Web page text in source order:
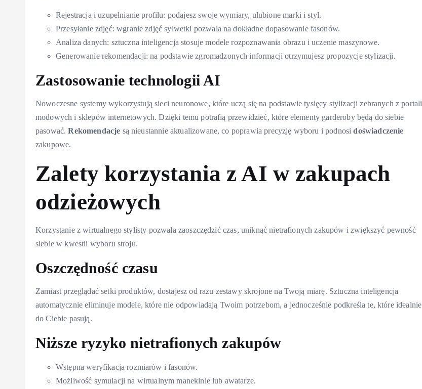
Rejestracja i uzupełnianie profilu: podajesz swoje wymiary, ulubione marki i styl.
Przesyłanie zdjęć: wgranie zdjęć sylwetki pozwala na dokładne dopasowanie fasonów.
Analiza danych: sztuczna inteligencja stosuje modele rozpoznawania obrazu i uczenie maszynowe.
Generowanie rekomendacji: na podstawie zgromadzonych informacji otrzymujesz propozycje stylizacji.
Zastosowanie technologii AI
Nowoczesne systemy wykorzystują sieci neuronowe, które uczą się na podstawie tysięcy stylizacji zebranych z portali
modowych i sklepów internetowych. Dzięki temu potrafią przewidzieć, które elementy garderoby będą do siebie
pasować.Rekomendacje są nieustannie aktualizowane, co poprawia precyzję wyboru i podnosidoświadczenie
zakupowe.
Zalety korzystania z AI w zakupach
odzieżowych
Korzystanie z wirtualnego stylisty pozwala zaoszczędzić czas, uniknąć nietrafionych zakupów i zwiększyć pewność
siebie w kwestii wyboru stroju.
Oszczędność czasu
Zamiast przeglądać setki produktów, dostajesz od razu zestawy skrojone na Twoją miarę. Sztuczna inteligencja
automatycznie eliminuje modele, które nie odpowiadają Twoim potrzebom, a jednocześnie podkreśla te, które idealnie
do Ciebie pasują.
Niższe ryzyko nietrafionych zakupów
Wstępna weryfikacja rozmiarów i fasonów.
Możliwość symulacji na wirtualnym manekinie lub awatarze.